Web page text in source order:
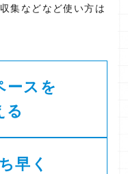
集などなど使い方は
ースを
る
早く